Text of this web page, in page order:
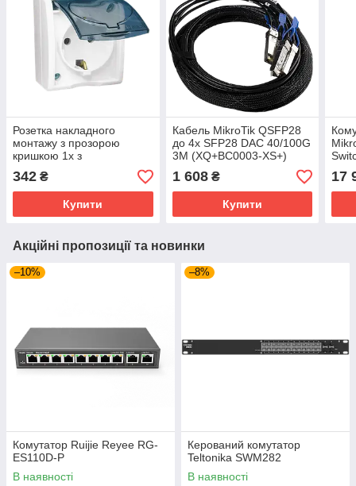
Розетка накладного
монтажу з прозорою
кришкою 1x з
заземленням Simon
Aquarius IP54, AQGSz1-
2/11a, 16AX 250V~ IP54,
гвинт. зажим, б
342 ₴
Купити
Кабель MikroTik QSFP28
до 4x SFP28 DAC 40/100G
3M (XQ+BC0003-XS+)
1 608₴
Купити
17
Акційні пропозиції та новинки
–10%
Комутатор Ruijie Reyee RG-
ES110D-P
В наявності
–8%
Керований комутатор
Teltonika SWM282
В наявності